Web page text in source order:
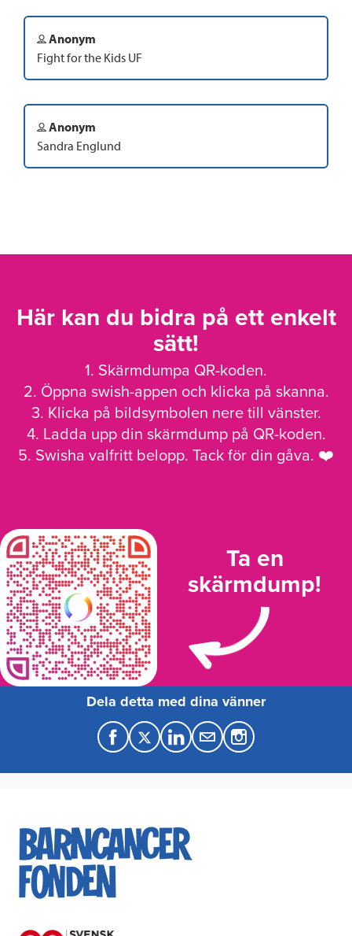
Anonym
Fight for the Kids UF
Anonym
Sandra Englund
Här kan du bidra på ett enkelt
sätt!
1. Skärmdumpa QR-koden.
2. Öppna swish-appen och klicka på skanna.
3. Klicka på bildsymbolen nere till vänster.
4. Ladda upp din skärmdump på QR-koden.
5. Swisha valfritt belopp. Tack för din gåva. ❤️
Ta en
skärmdump!
Dela detta med dina vänner
F
a
e
b
T
w
t
t
L
i
k
e
M
a